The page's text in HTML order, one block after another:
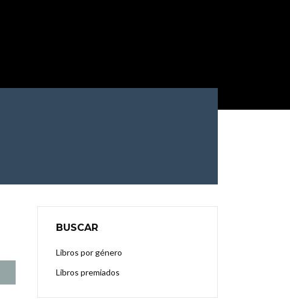
BUSCAR
Libros por género
Libros premiados